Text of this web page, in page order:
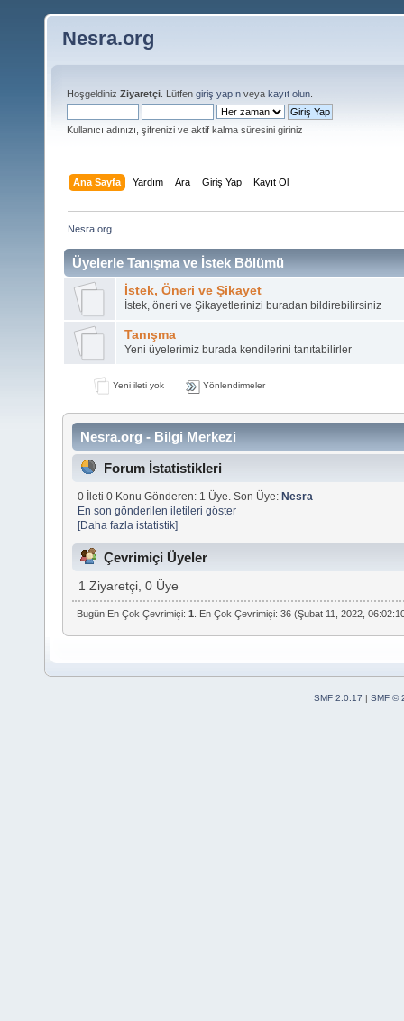
Nesra.org
Hoşgeldiniz Ziyaretçi . Lütfen giriş yapın veya kayıt olun
Kullanıcı adınızı, şifrenizi ve aktif kalma süresini giriniz
Ana Sayfa Yardım Ara Giriş Yap Kayıt Ol
Nesra.org
Üyelerle Tanışma ve İstek Bölümü
İstek, Öneri ve Şikayet
İstek, öneri ve Şikayetlerinizi buradan bildirebilirsiniz
Tanışma
Yeni üyelerimiz burada kendilerini tanıtabilirler
Yeni ileti yok Yönlendirmeler
Nesra.org - Bilgi Merkezi
Forum İstatistikleri
0 İleti 0 Konu Gönderen: 1 Üye. Son Üye:Nesra
En son gönderilen iletileri göster
[Daha fazla istatistik]
Çevrimiçi Üyeler
1 Ziyaretçi, 0 Üye
Bugün En Çok Çevrimiçi:1 . En Çok Çevrimiçi: 36 (Şubat 11, 2022,
SMF 2.0.17 | SMF ©